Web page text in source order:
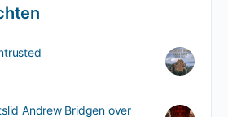
Andrew Bridgen over